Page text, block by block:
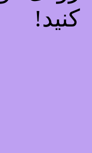
کنید!